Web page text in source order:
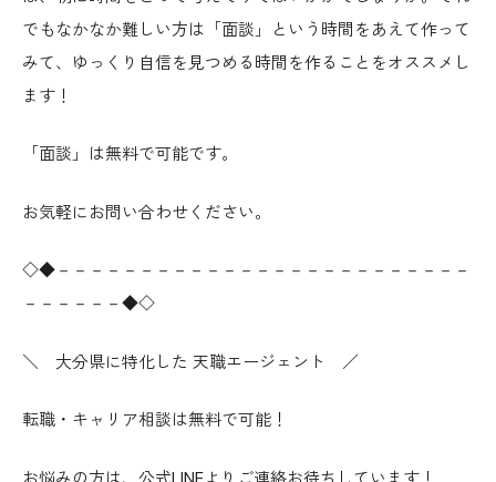
でもなかなか難しい方は「面談」という時間をあえて作って
みて、ゆっくり自信を見つめる時間を作ることをオススメし
ます！
「面談」は無料で可能です。
お気軽にお問い合わせください。
◇◆－－－－－－－－－－－－－－－－－－－－－－－－－
－－－－－－◆◇
＼ 大分県に特化した 天職エージェント ／
転職・キャリア相談は無料で可能！